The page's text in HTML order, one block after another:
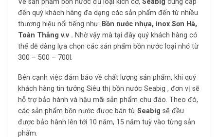
đến quý khách hàng đa dạng các sản phẩm đến từ nhiều
thương hiệu nổi tiếng như: Bồn nước nhựa, inox Sơn Hà,
Toàn Thắng v.v . Nhờ vậy mà tại đây quý khách hàng có
thể dễ dàng lựa chọn các sản phẩm bồn nước loại nhỏ từ
300 – 500 – 700l.
Bên cạnh việc đảm bảo về chất lượng sản phẩm, khi quý
khách hàng tin tưởng Siêu thị bồn nước Seabig , đơn vị sẽ
hỗ trợ bảo hành và hậu mãi sản phẩm chu đáo. Theo đó,
các sản phẩm bồn nước được bán từ Seabig sẽ đều
được bảo hành lên tới 10 năm, 15 năm tuỳ vào từng sản
phẩm.